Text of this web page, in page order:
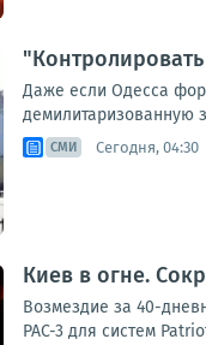
Даже если Одесса
демилитаризованную
СМИ Сегодня, 04:30
Киев в огне.
Возмездие за 40-
PAC-3 для систем